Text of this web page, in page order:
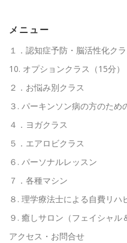
メニュー
１．認知症予防・脳活性化ク
10. オプションクラス（15分）
２．お悩み別クラス
３. パーキンソン病の方のため
４．ヨガクラス
５．エアロビクラス
６. パーソナルレッスン
７．各種マシン
８. 理学療法士による自費リハ
９. 癒しサロン（フェイシャル
アクセス・お問合せ